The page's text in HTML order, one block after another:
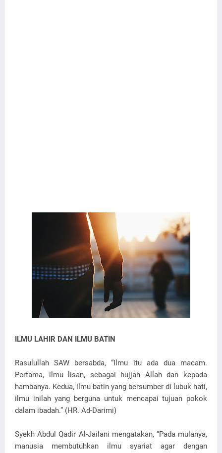
ILMU LAHIR DAN ILMU BATIN
Rasulullah SAW bersabda, “Ilmu itu ada dua macam.
Pertama, ilmu lisan, sebagai hujjah Allah dan kepada
hambanya. Kedua, ilmu batin yang bersumber di lubuk hati,
ilmu inilah yang berguna untuk mencapai tujuan pokok
dalam ibadah.” (HR. Ad-Darimi)
Syekh Abdul Qadir Al-Jailani mengatakan, “Pada mulanya,
manusia membutuhkan ilmu syariat agar dengan